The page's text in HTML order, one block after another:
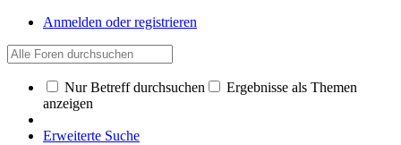
Anmelden oder registrieren
Nur Betreff durchsuchen
Ergebnisse als Themen
anzeigen
Erweiterte Suche